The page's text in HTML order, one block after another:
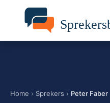
Home › Sprekers › Peter Faber